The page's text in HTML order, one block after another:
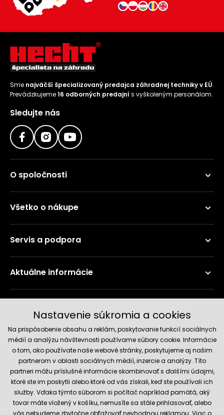
Sme najväčší špecializovaný predajca záhradnej techniky v EÚ.
Prevádzkujeme16 odborných predajní s vyškoleným personálom.
Sledujte nás
O spoločnosti
Všetko o nákupe
Servis a podpora
Aktuálne informácie
Spoľahlivý obchod
Nastavenie súkromia a cookies
Na prispôsobenie obsahu a reklám, poskytovanie funkcií sociálnych
médií a analýzu návštevnosti používame súbory cookie. Informácie
o tom, ako používate naše webové stránky, poskytujeme aj našim
partnerom v oblasti sociálnych médií, inzercie a analýzy. Títo
partneri môžu príslušné informácie skombinovať s ďalšími údajmi,
ktoré ste im poskytli alebo ktoré od vás získali, keď ste používali ich
služby. Vďaka týmto súborom si počítač napríklad pamätá, aký
tovar máte vložený v košíku, nemusíte sa stále prihlasovať, alebo
vás nebudeme zbytočne obťažovať nevhodnou reklamou. Viac o